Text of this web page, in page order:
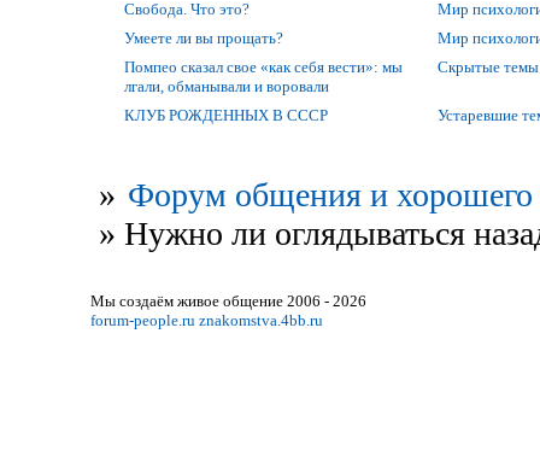
Свобода. Что это?
Мир
Умеете ли вы прощать?
Мир
Помпео сказал свое «как себя вести»: мы
лгали, обманывали и воровали
Скрытые темы
КЛУБ РОЖДЕННЫХ В СССР Устаревшие
» Форум общения и хорошего
» Нужно ли оглядываться
Мы создаём живое общение 2006 - 2026
forum-people.ru znakomstva.4bb.ru